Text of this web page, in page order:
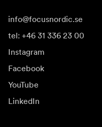
info@focusnordic.se
tel: +46 31 336 23 00
Instagram
Facebook
YouTube
LinkedIn